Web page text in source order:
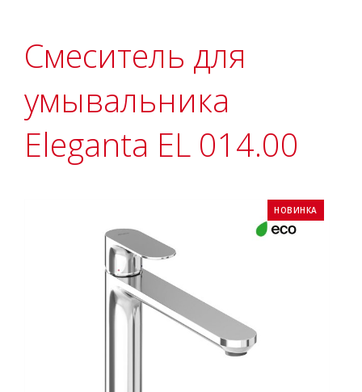
Смеситель для
умывальника
Eleganta EL 014.00
НОВИНКА